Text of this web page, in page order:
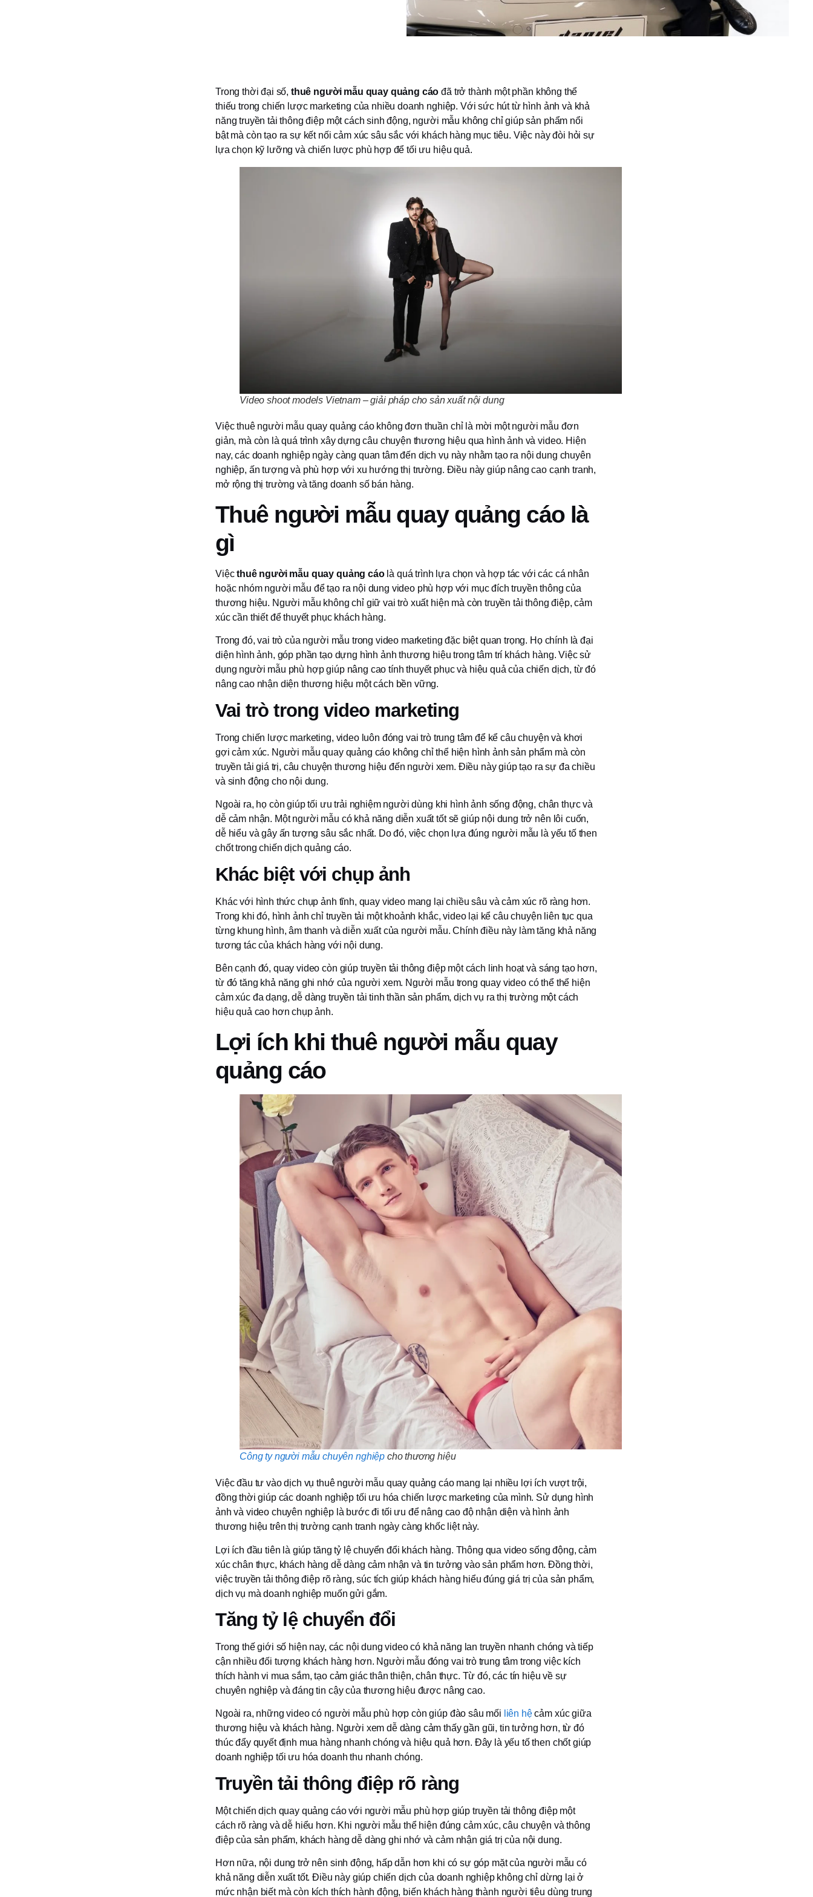
Trong thời đại số, thuê người mẫu quay quảng cáo đã trở thành một phần không thể
thiếu trong chiến lược marketing của nhiều doanh nghiệp. Với sức hút từ hình ảnh và khả
năng truyền tải thông điệp một cách sinh động, người mẫu không chỉ giúp sản phẩm nổi
bật mà còn tạo ra sự kết nối cảm xúc sâu sắc với khách hàng mục tiêu. Việc này đòi hỏi sự
lựa chọn kỹ lưỡng và chiến lược phù hợp để tối ưu hiệu quả.
Video shoot models Vietnam – giải pháp cho sản xuất nội dung
Việc thuê người mẫu quay quảng cáo không đơn thuần chỉ là mời một người mẫu đơn
giản, mà còn là quá trình xây dựng câu chuyện thương hiệu qua hình ảnh và video. Hiện
nay, các doanh nghiệp ngày càng quan tâm đến dịch vụ này nhằm tạo ra nội dung chuyên
nghiệp, ấn tượng và phù hợp với xu hướng thị trường. Điều này giúp nâng cao cạnh tranh,
mở rộng thị trường và tăng doanh số bán hàng.
Thuê người mẫu quay quảng cáo là
gì
Việcthuê người mẫu quay quảng cáolà quá trình lựa chọn và hợp tác với các cá nhân
hoặc nhóm người mẫu để tạo ra nội dung video phù hợp với mục đích truyền thông của
thương hiệu. Người mẫu không chỉ giữ vai trò xuất hiện mà còn truyền tải thông điệp, cảm
xúc cần thiết để thuyết phục khách hàng.
Trong đó, vai trò của người mẫu trong video marketing đặc biệt quan trọng. Họ chính là đại
diện hình ảnh, góp phần tạo dựng hình ảnh thương hiệu trong tâm trí khách hàng. Việc sử
dụng người mẫu phù hợp giúp nâng cao tính thuyết phục và hiệu quả của chiến dịch, từ đó
nâng cao nhận diện thương hiệu một cách bền vững.
Vai trò trong video marketing
Trong chiến lược marketing, video luôn đóng vai trò trung tâm để kể câu chuyện và khơi
gợi cảm xúc. Người mẫu quay quảng cáo không chỉ thể hiện hình ảnh sản phẩm mà còn
truyền tải giá trị, câu chuyện thương hiệu đến người xem. Điều này giúp tạo ra sự đa chiều
và sinh động cho nội dung.
Ngoài ra, họ còn giúp tối ưu trải nghiệm người dùng khi hình ảnh sống động, chân thực và
dễ cảm nhận. Một người mẫu có khả năng diễn xuất tốt sẽ giúp nội dung trở nên lôi cuốn,
dễ hiểu và gây ấn tượng sâu sắc nhất. Do đó, việc chọn lựa đúng người mẫu là yếu tố then
chốt trong chiến dịch quảng cáo.
Khác biệt với chụp ảnh
Khác với hình thức chụp ảnh tĩnh, quay video mang lại chiều sâu và cảm xúc rõ ràng hơn.
Trong khi đó, hình ảnh chỉ truyền tải một khoảnh khắc, video lại kể câu chuyện liên tục qua
từng khung hình, âm thanh và diễn xuất của người mẫu. Chính điều này làm tăng khả năng
tương tác của khách hàng với nội dung.
Bên cạnh đó, quay video còn giúp truyền tải thông điệp một cách linh hoạt và sáng tạo hơn,
từ đó tăng khả năng ghi nhớ của người xem. Người mẫu trong quay video có thể thể hiện
cảm xúc đa dạng, dễ dàng truyền tải tinh thần sản phẩm, dịch vụ ra thị trường một cách
hiệu quả cao hơn chụp ảnh.
Lợi ích khi thuê người mẫu quay
quảng cáo
Công ty người mẫu chuyên nghiệp cho thương hiệu
Việc đầu tư vào dịch vụ thuê người mẫu quay quảng cáo mang lại nhiều lợi ích vượt trội,
đồng thời giúp các doanh nghiệp tối ưu hóa chiến lược marketing của mình. Sử dụng hình
ảnh và video chuyên nghiệp là bước đi tối ưu để nâng cao độ nhận diện và hình ảnh
thương hiệu trên thị trường cạnh tranh ngày càng khốc liệt này.
Lợi ích đầu tiên là giúp tăng tỷ lệ chuyển đổi khách hàng. Thông qua video sống động, cảm
xúc chân thực, khách hàng dễ dàng cảm nhận và tin tưởng vào sản phẩm hơn. Đồng thời,
việc truyền tải thông điệp rõ ràng, súc tích giúp khách hàng hiểu đúng giá trị của sản phẩm,
dịch vụ mà doanh nghiệp muốn gửi gắm.
Tăng tỷ lệ chuyển đổi
Trong thế giới số hiện nay, các nội dung video có khả năng lan truyền nhanh chóng và tiếp
cận nhiều đối tượng khách hàng hơn. Người mẫu đóng vai trò trung tâm trong việc kích
thích hành vi mua sắm, tạo cảm giác thân thiện, chân thực. Từ đó, các tín hiệu về sự
chuyên nghiệp và đáng tin cậy của thương hiệu được nâng cao.
Ngoài ra, những video có người mẫu phù hợp còn giúp đào sâu mối liên hệcảm xúc giữa
thương hiệu và khách hàng. Người xem dễ dàng cảm thấy gần gũi, tin tưởng hơn, từ đó
thúc đẩy quyết định mua hàng nhanh chóng và hiệu quả hơn. Đây là yếu tố then chốt giúp
doanh nghiệp tối ưu hóa doanh thu nhanh chóng.
Truyền tải thông điệp rõ ràng
Một chiến dịch quay quảng cáo với người mẫu phù hợp giúp truyền tải thông điệp một
cách rõ ràng và dễ hiểu hơn. Khi người mẫu thể hiện đúng cảm xúc, câu chuyện và thông
điệp của sản phẩm, khách hàng dễ dàng ghi nhớ và cảm nhận giá trị của nội dung.
Hơn nữa, nội dung trở nên sinh động, hấp dẫn hơn khi có sự góp mặt của người mẫu có
khả năng diễn xuất tốt. Điều này giúp chiến dịch của doanh nghiệp không chỉ dừng lại ở
mức nhận biết mà còn kích thích hành động, biến khách hàng thành người tiêu dùng trung